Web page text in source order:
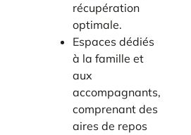
récupération
optimale.
Espaces dédiés
à la famille et
aux
accompagnants,
comprenant des
aires de repos